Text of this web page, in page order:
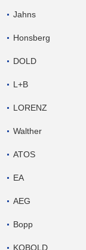
Jahns
Honsberg
DOLD
L+B
LORENZ
Walther
ATOS
EA
AEG
Bopp
KOBOLD